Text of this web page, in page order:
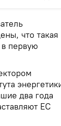
что такая
первую
два года
ЕС